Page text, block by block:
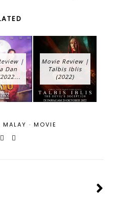
|
Dan
Movie Review |
Talbis Iblis
(2022)
MALAY · MOVIE